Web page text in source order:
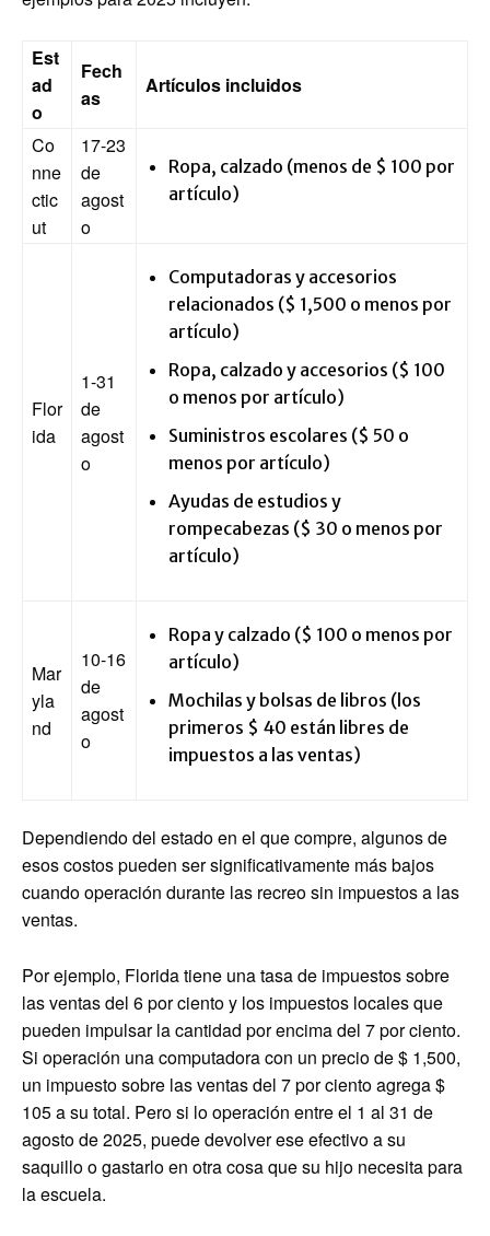
Est
ad
o
Fech
as
Artículos incluidos
Co
nne
ctic
ut
17-23
de
agost
o
Ropa, calzado (menos de $ 100 por
artículo)
Flor
ida
1-31
de
agost
o
Computadoras y accesorios
relacionados ($ 1,500 o menos por
artículo)
Ropa, calzado y accesorios ($ 100
o menos por artículo)
Suministros escolares ($ 50 o
menos por artículo)
Ayudas de estudios y
rompecabezas ($ 30 o menos por
artículo)
Mar
yla
nd
10-16
de
agost
o
Ropa y calzado ($ 100 o menos por
artículo)
Mochilas y bolsas de libros (los
primeros $ 40 están libres de
impuestos a las ventas)
Dependiendo del estado en el que compre, algunos de
esos costos pueden ser significativamente más bajos
cuando operación durante las recreo sin impuestos a las
ventas.
Por ejemplo, Florida tiene una tasa de impuestos sobre
las ventas del 6 por ciento y los impuestos locales que
pueden impulsar la cantidad por encima del 7 por ciento.
Si operación una computadora con un precio de $ 1,500,
un impuesto sobre las ventas del 7 por ciento agrega $
105 a su total. Pero si lo operación entre el 1 al 31 de
agosto de 2025, puede devolver ese efectivo a su
saquillo o gastarlo en otra cosa que su hijo necesita para
la escuela.